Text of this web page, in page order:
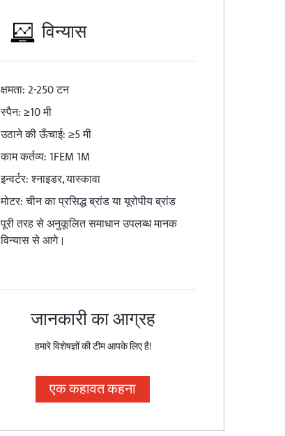
विन्यास
क्षमता: 2-250 टन
स्पैन: ≥10 मी
उठाने की ऊँचाई: ≥5 मी
काम कर्तव्य: 1FEM 1M
इन्वर्टर: श्नाइडर, यास्कावा
मोटर: चीन का प्रसिद्ध ब्रांड या यूरोपीय ब्रांड
पूरी तरह से अनुकूलित समाधान उपलब्ध मानक
विन्यास से आगे।
जानकारी का आग्रह
हमारे विशेषज्ञों की टीम आपके लिए है!
एक कहावत कहना